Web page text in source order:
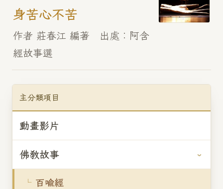
主分類項目
動畫影片
佛教故事
百喻經
身苦心不苦
作者 莊春江 編著 出處︰阿含
經故事選